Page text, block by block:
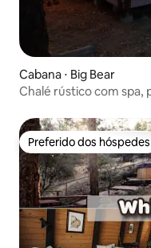
Cabana ⋅ Big Bear
Chalé rústico com spa,
Preferido dos hóspedes
Preferido dos hóspedes